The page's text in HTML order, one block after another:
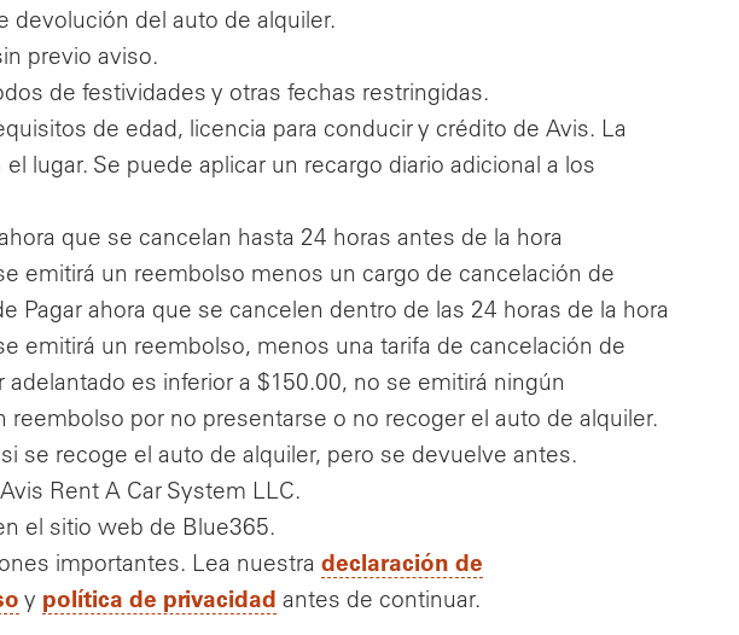
devolución del auto de alquiler.
previo aviso.
de festividades y otras fechas restringidas.
de edad, licencia para conducir y crédito de Avis. La
lugar. Se puede aplicar un recargo diario adicional a los
que se cancelan hasta 24 horas antes de la hora
emitirá un reembolso menos un cargo de cancelación de
Pagar ahora que se cancelen dentro de las 24 horas de la hora
emitirá un reembolso, menos una tarifa de cancelación de
es inferior a $150.00, no se emitirá ningún
por no presentarse o no recoger el auto de alquiler.
se recoge el auto de alquiler, pero se devuelve antes.
Rent A Car System LLC.
el sitio web de Blue365.
importantes. Lea nuestra declaración de
y política de privacidad antes de continuar.